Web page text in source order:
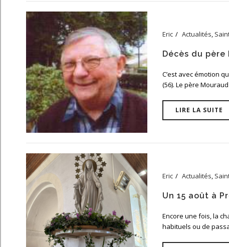
Eric Actualités,
Décès du père
C’est avec émotion
(56). Le père
LIRE LA SUITE
Eric Actualités,
Un 15 août à
Encore une fois, la
habituels ou de